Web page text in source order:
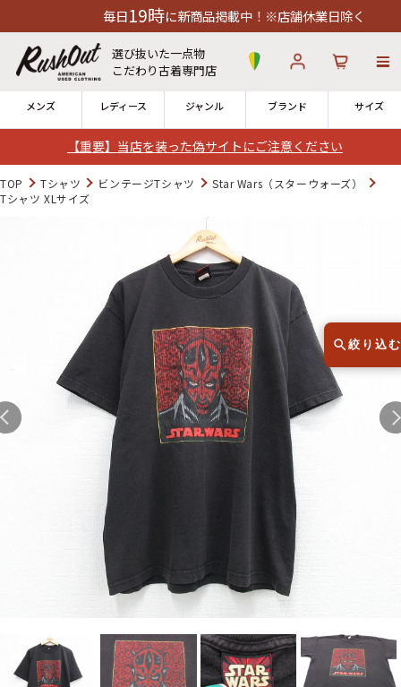
【重要】当店を装った偽サイトにご注意ください
に新商品掲載中！※店舗休業日除く
選び抜いた一点物
こだわり古着専門店
メンズ レディース ジャンル ブランド サイズ
ログイン
発送について 12時までのご注文で当日出荷！
※対応不可：日祝、長期休暇、セール
Search by Hotword 今週のHOTワード（7/29〜8/4）
Tシャツ USA製 4
ラルフローレン
Search by Brandブランドから探す
ラルフ ローレン
ス
チャンピオン
パタゴニア
TOP Tシャツ ビンテージTシャツ
Star Wars（スターウォーズ）
Tシャツ XLサイズ
絞り込む